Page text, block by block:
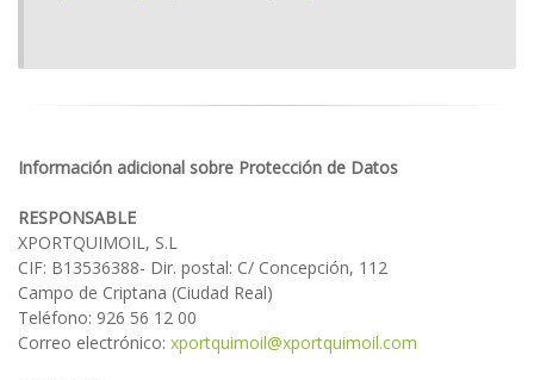
Información adicional sobre Protección de Datos
RESPONSABLE
XPORTQUIMOIL, S.L
CIF: B13536388- Dir. postal: C/ Concepción, 112
Campo de Criptana (Ciudad Real)
Teléfono: 926 56 12 00
Correo electrónico: xportquimoil@xportquimoil.com